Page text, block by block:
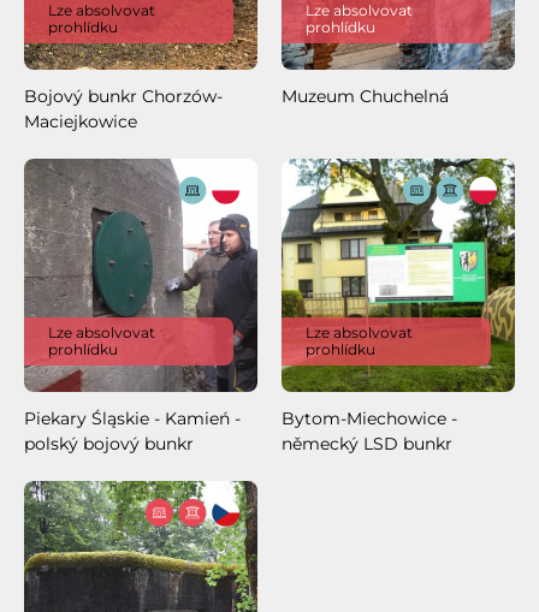
Lze absolvovat
prohlídku
Bojový bunkr Chorzów-
Maciejkowice
Lze absolvovat
prohlídku
Muzeum Chuchelná
Lze absolvovat
prohlídku
Piekary Śląskie - Kamień -
polský bojový bunkr
Lze absolvovat
prohlídku
Bytom-Miechowice -
německý LSD bunkr